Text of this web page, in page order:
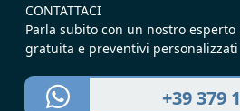
CONTATTACI
Parla subito con un nostro
gratuita e preventivi personalizzati
+39 379